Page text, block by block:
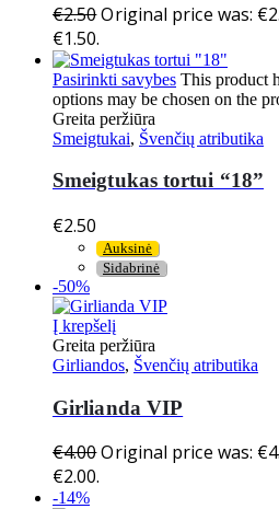
€2.50Original price was:
€1.50.
Pasirinkti savybes This product
options may be chosen on the
Greita peržiūra
Smeigtukai, Švenčių atributika
Smeigtukas tortui “18”
€2.50
Auksinė
Sidabrinė
-50%
Į krepšelį
Greita peržiūra
Girliandos, Švenčių atributika
Girlianda VIP
€4.00Original price was:
€2.00.
-14%